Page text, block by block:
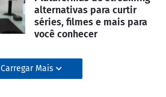
alternativas para curtir
séries, filmes e mais para
você conhecer
Carregar Mais